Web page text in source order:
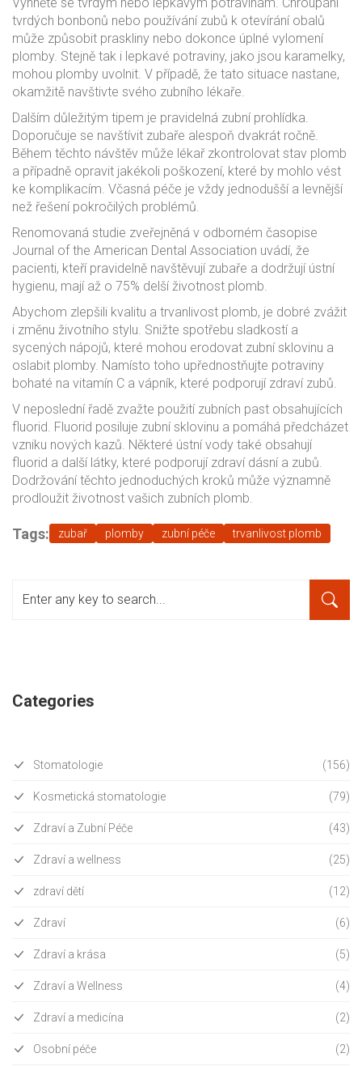
tvrdých bonbonů nebo používání zubů k otevírání obalů
může způsobit praskliny nebo dokonce úplné vylomení
plomby. Stejně tak i lepkavé potraviny, jako jsou karamelky,
mohou plomby uvolnit. V případě, že tato situace nastane,
okamžitě navštivte svého zubního lékaře.
Dalším důležitým tipem je pravidelná zubní prohlídka.
Doporučuje se navštívit zubaře alespoň dvakrát ročně.
Během těchto návštěv může lékař zkontrolovat stav plomb
a případně opravit jakékoli poškození, které by mohlo vést
ke komplikacím. Včasná péče je vždy jednodušší a levnější
než řešení pokročilých problémů.
Renomovaná studie zveřejněná v odborném časopise
Journal of the American Dental Association uvádí, že
pacienti, kteří pravidelně navštěvují zubaře a dodržují ústní
hygienu, mají až o 75% delší životnost plomb.
Abychom zlepšili kvalitu a trvanlivost plomb, je dobré zvážit
i změnu životního stylu. Snižte spotřebu sladkostí a
sycených nápojů, které mohou erodovat zubní sklovinu a
oslabit plomby. Namísto toho upřednostňujte potraviny
bohaté na vitamín C a vápník, které podporují zdraví zubů.
V neposlední řadě zvažte použití zubních past obsahujících
fluorid. Fluorid posiluje zubní sklovinu a pomáhá předcházet
vzniku nových kazů. Některé ústní vody také obsahují
fluorid a další látky, které podporují zdraví dásní a zubů.
Dodržování těchto jednoduchých kroků může významně
prodloužit životnost vašich zubních plomb.
Tags: zubař plomby zubní péče trvanlivost plomb
Categories
Stomatologie (156)
Kosmetická stomatologie (79)
Zdraví a Zubní Péče (43)
Zdraví a wellness (25)
zdraví dětí (12)
Zdraví (6)
Zdraví a krása (5)
Zdraví a Wellness (4)
Zdraví a medicína (2)
Osobní péče (2)